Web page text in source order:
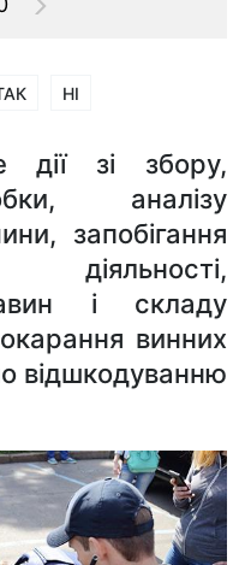
НІ
дії зі збору,
аналізу
запобігання
і складу
винних
відшкодуванню